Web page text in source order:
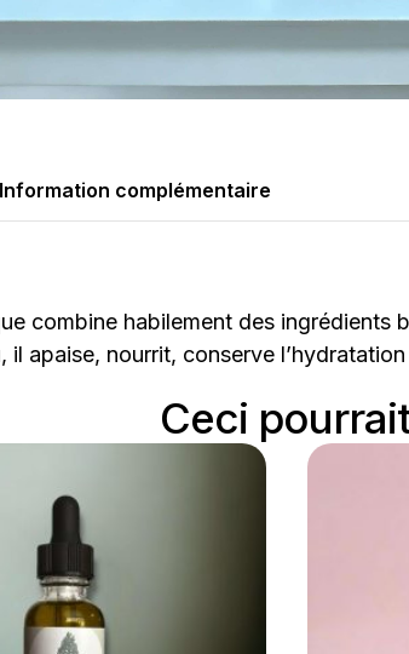
Information complémentaire
combine habilement des
il apaise, nourrit, conserve
Ceci